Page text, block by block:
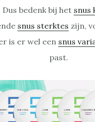
Dus bedenk bij het snus
snus sterktes zijn,
is er wel een snus
past.